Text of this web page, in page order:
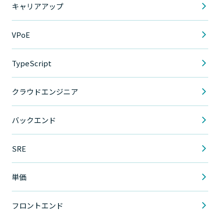
キャリアアップ
VPoE
TypeScript
クラウドエンジニア
バックエンド
SRE
単価
フロントエンド